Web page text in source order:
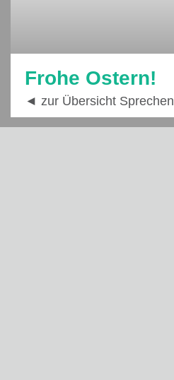
Frohe Ostern!
◄ zur Übersicht Sprechen